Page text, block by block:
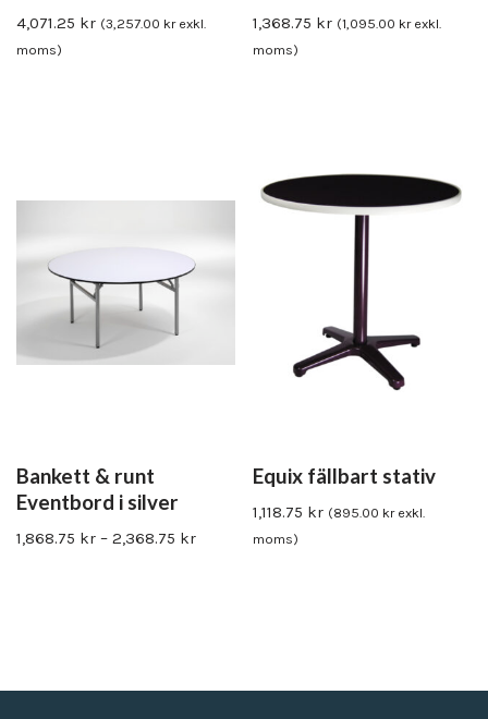
4,071.25 kr (3,257.00 krexkl.
moms)
1,368.75 kr (1,095.00 krexkl.
moms)
Bankett & runt
Eventbord i silver
1,868.75 kr – 2,368.75 kr
Equix fällbart stativ
1,118.75 kr (895.00 krexkl.
moms)